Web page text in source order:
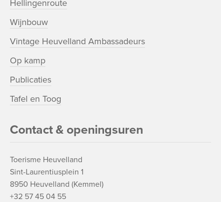
Hellingenroute
Wijnbouw
Vintage Heuvelland Ambassadeurs
Op kamp
Publicaties
Tafel en Toog
Contact & openingsuren
Toerisme Heuvelland
Sint-Laurentiusplein 1
8950 Heuvelland (Kemmel)
+32 57 45 04 55